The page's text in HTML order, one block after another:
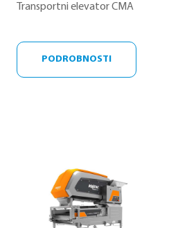
Transportni elevator CMA
PODROBNOSTI